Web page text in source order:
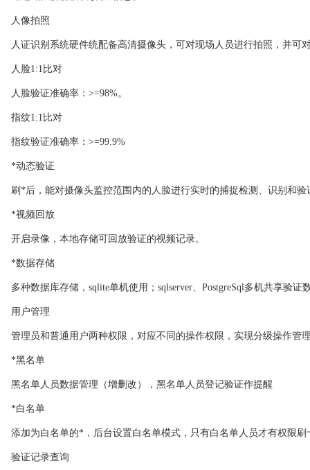
人像拍照
人证识别系统硬件统配备高清摄像头，可对现场人员进行拍照，并可
人脸1:1比对
人脸验证准确率：>=98%。
指纹1:1比对
指纹验证准确率：>=99.9%
*动态验证
刷*后，能对摄像头监控范围内的人脸进行实时的捕捉检测、识别和验
*视频回放
开启录像，本地存储可回放验证的视频记录。
*数据存储
多种数据库存储，sqlite单机使用；sqlserver、PostgreSql多机共享验证
用户管理
管理员和普通用户两种权限，对应不同的操作权限，实现分级操作管
*黑名单
黑名单人员数据管理（增删改），黑名单人员登记验证作提醒
*白名单
添加为白名单的*，后台设置白名单模式，只有白名单人员才有权限刷
验证记录查询